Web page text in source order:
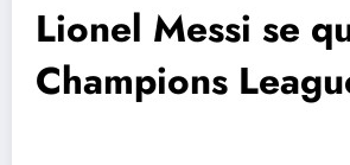
Lionel Messi se
Champions